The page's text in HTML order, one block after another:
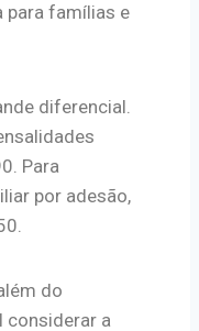
famílias e
diferencial.
Para
por adesão,
do
considerar a